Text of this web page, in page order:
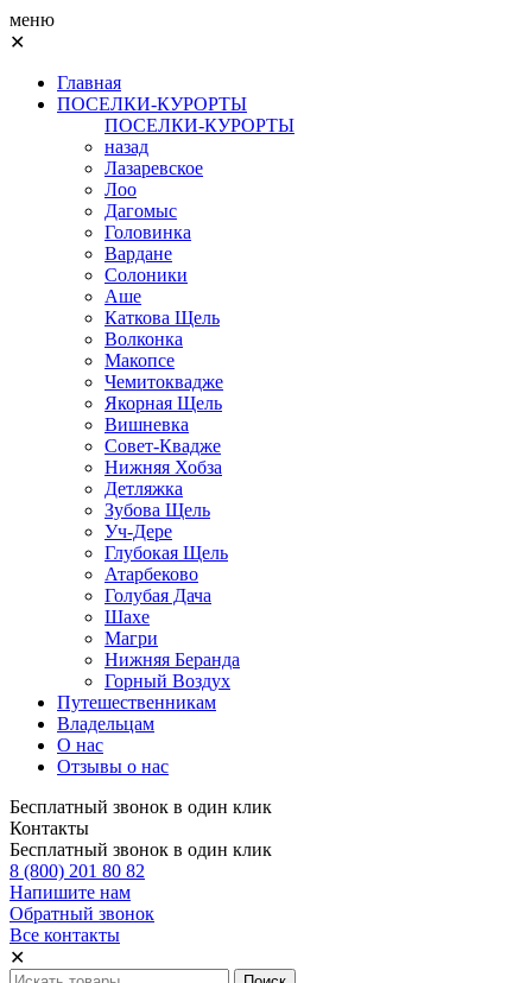
меню
✕
Главная
ПОСЕЛКИ-КУРОРТЫ
ПОСЕЛКИ-КУРОРТЫ
назад
Лазаревское
Лоо
Дагомыс
Головинка
Вардане
Солоники
Аше
Каткова Щель
Волконка
Макопсе
Чемитоквадже
Якорная Щель
Вишневка
Совет-Квадже
Нижняя Хобза
Детляжка
Зубова Щель
Уч-Дере
Глубокая Щель
Атарбеково
Голубая Дача
Шахе
Магри
Нижняя Беранда
Горный Воздух
Путешественникам
Владельцам
О нас
Отзывы о нас
Бесплатный звонок в один клик
Контакты
Бесплатный звонок в один клик
8 (800) 201 80 82
Напишите нам
Обратный звонок
Все контакты
✕